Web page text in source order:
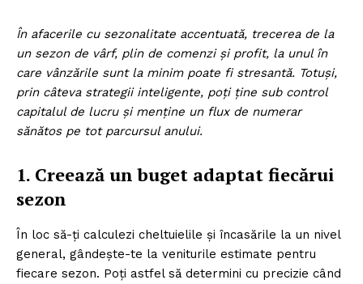
În afacerile cu sezonalitate accentuată, trecerea de la
un sezon de vârf, plin de comenzi și profit, la unul în
care vânzările sunt la minim poate fi stresantă. Totuși,
prin câteva strategii inteligente, poți ține sub control
capitalul de lucru și menține un flux de numerar
sănătos pe tot parcursul anului.
1. Creează un buget adaptat fiecărui
sezon
În loc să-ți calculezi cheltuielile și încasările la un nivel
general, gândește-te la veniturile estimate pentru
fiecare sezon. Poți astfel să determini cu precizie când